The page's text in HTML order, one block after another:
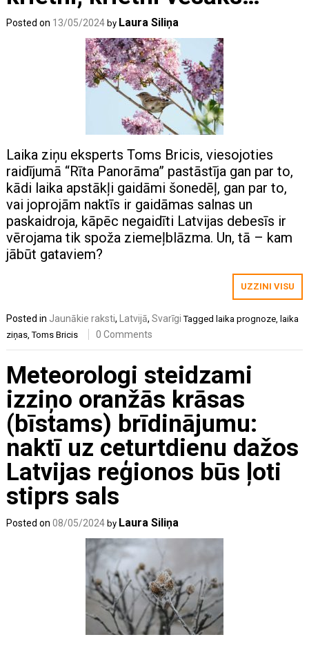
Posted on 13/05/2024 by Laura Siliņa
Laika ziņu eksperts Toms Bricis, viesojoties
raidījumā “Rīta Panorāma” pastāstīja gan par to,
kādi laika apstākļi gaidāmi šonedēļ, gan par to,
vai joprojām naktīs ir gaidāmas salnas un
paskaidroja, kāpēc negaidīti Latvijas debesīs ir
vērojama tik spoža ziemeļblāzma. Un, tā – kam
jābūt gataviem?
UZZINI VISU
Posted in Jaunākie raksti,Latvijā,Svarīgi Taggedlaika prognoze ,laika
ziņas ,Toms Bricis 0 Comments
Meteorologi steidzami
izziņo oranžās krāsas
(bīstams) brīdinājumu:
naktī uz ceturtdienu dažos
Latvijas reģionos būs ļoti
stiprs sals
Posted on08/05/2024 by Laura Siliņa